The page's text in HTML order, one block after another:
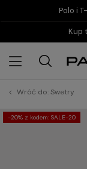
Polo i
Kup
Wróć do:Swetry
-20% z kodem: SALE-20